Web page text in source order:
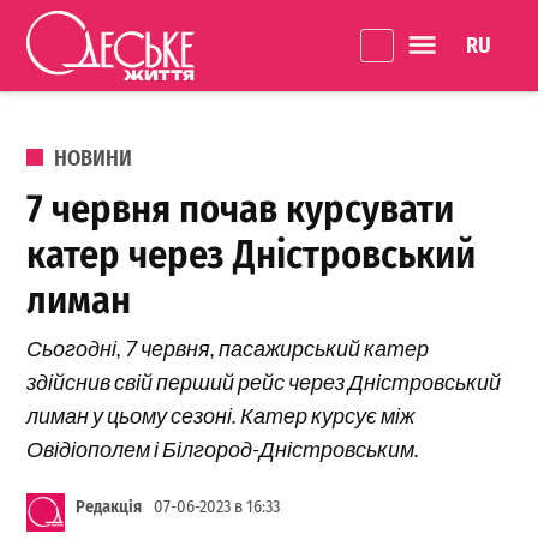
Перейти до вмісту
Життя
ОПУБЛІКОВАНО В
НОВИНИ
7 червня почав курсувати
катер через Дністровський
лиман
Сьогодні, 7 червня, пасажирський катер
здійснив свій перший рейс через Дністровський
лиман у цьому сезоні. Катер курсує між
Овідіополем і Білгород-Дністровським.
Редакція 07-06-2023 в 16:33